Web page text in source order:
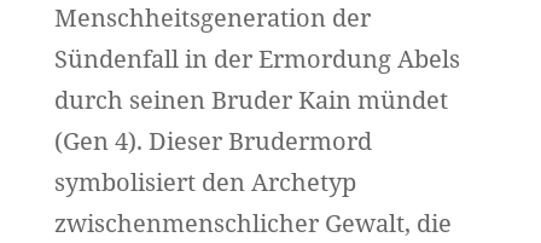
Menschheitsgeneration der
Sündenfall in der Ermordung Abels
durch seinen Bruder Kain mündet
(Gen 4). Dieser Brudermord
symbolisiert den Archetyp
zwischenmenschlicher Gewalt, die